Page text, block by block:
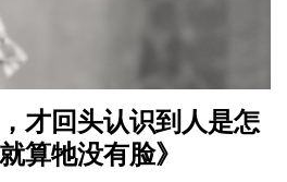
才回头认识到人是怎
算牠没有脸》